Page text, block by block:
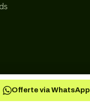
Offerte via WhatsApp